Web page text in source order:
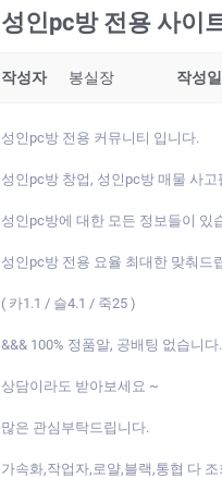
성인pc방 전용 사이
작성자 봉실장 작성일
성인pc방 전용 커뮤니티 입니다.
성인pc방 창업, 성인pc방 매물 사
성인pc방에 대한 모든 정보들이 있
성인pc방 전용 요율 최대한 맞춰드
( 카1.1 / 슬4.1 / 죽25 )
&&& 100% 정품알, 공배팅 없습니다
상담이라도 받아보세요 ~
많은 관심부탁드립니다.
가속화,작업자,로얄,블랙,통협 다